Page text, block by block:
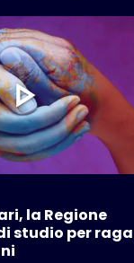
la Regione
studio per